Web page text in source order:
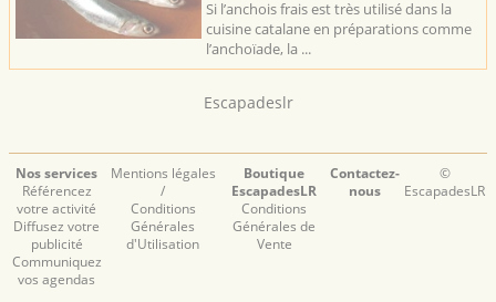
Si l’anchois frais est très utilisé dans la
cuisine catalane en préparations comme
l’anchoïade, la ...
Escapadeslr
Nos services
Référencez
votre activité
Diffusez votre
publicité
Communiquez
vos agendas
Mentions légales
/
Conditions
Générales
d'Utilisation
Boutique
EscapadesLR
Conditions
Générales de
Vente
Contactez-
nous
©
EscapadesLR